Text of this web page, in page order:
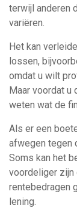
terwijl anderen
variëren.
Het kan
lossen,
omdat u wilt
Maar voordat u
weten wat de
Als er een
afwegen tegen
Soms kan het
voordeliger zijn
rentebedragen
lening.